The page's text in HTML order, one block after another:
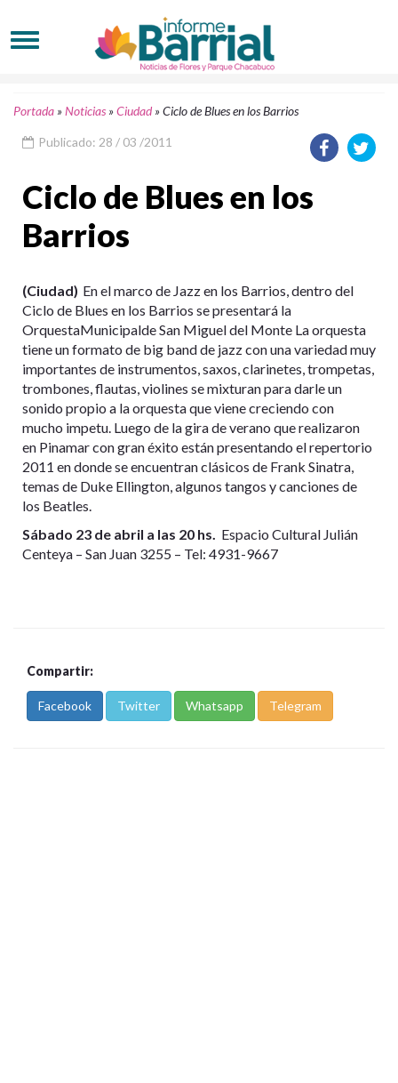
Portada »Noticias »Ciudad»Ciclo de Blues en los Barrios
Publicado: 28 / 03 /2011
Ciclo de Blues en los
Barrios
(Ciudad) En el marco de Jazz en los Barrios, dentro del
Ciclo de Blues en los Barrios se presentará la
OrquestaMunicipalde San Miguel del Monte La orquesta
tiene un formato de big band de jazz con una variedad muy
importantes de instrumentos, saxos, clarinetes, trompetas,
trombones, flautas, violines se mixturan para darle un
sonido propio a la orquesta que viene creciendo con
mucho impetu. Luego de la gira de verano que realizaron
en Pinamar con gran éxito están presentando el repertorio
2011 en donde se encuentran clásicos de Frank Sinatra,
temas de Duke Ellington, algunos tangos y canciones de
los Beatles.
Sábado 23 de abril a las 20 hs. Espacio Cultural Julián
Centeya – San Juan 3255 – Tel: 4931-9667
Compartir:
Facebook Twitter Whatsapp Telegram